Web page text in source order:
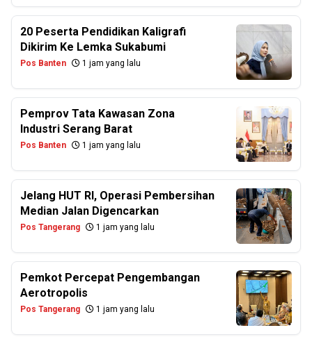
20 Peserta Pendidikan Kaligrafi
Dikirim Ke Lemka Sukabumi
Pos Banten 1 jam yang lalu
Pemprov Tata Kawasan Zona
Industri Serang Barat
Pos Banten 1 jam yang lalu
Jelang HUT RI, Operasi Pembersihan
Median Jalan Digencarkan
Pos Tangerang 1 jam yang lalu
Pemkot Percepat Pengembangan
Aerotropolis
Pos Tangerang 1 jam yang lalu